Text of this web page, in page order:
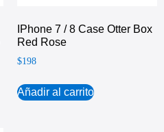
IPhone 7 / 8 Case Otter Box
Red Rose
$198
Añadir al carrito